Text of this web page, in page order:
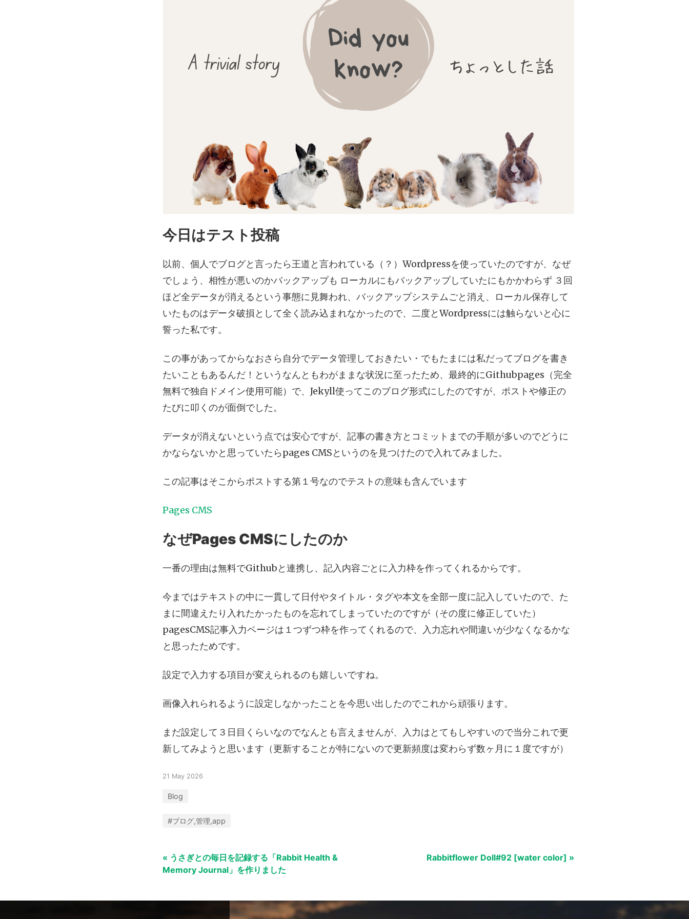
今日はテスト投稿
以前、個人でブログと言ったら王道と言われている（？）Wordpressを使っていたのですが、なぜ
でしょう、相性が悪いのかバックアップも ローカルにもバックアップしていたにもかかわらず ３回
ほど全データが消えるという事態に見舞われ、バックアップシステムごと消え、ローカル保存して
いたものはデータ破損として全く読み込まれなかったので、二度とWordpressには触らないと心に
誓った私です。
この事があってからなおさら自分でデータ管理しておきたい・でもたまには私だってブログを書き
たいこともあるんだ！というなんともわがままな状況に至ったため、最終的にGithubpages（完全
無料で独自ドメイン使用可能）で、Jekyll使ってこのブログ形式にしたのですが、ポストや修正の
たびに叩くのが面倒でした。
データが消えないという点では安心ですが、記事の書き方とコミットまでの手順が多いのでどうに
かならないかと思っていたらpages CMSというのを見つけたので入れてみました。
この記事はそこからポストする第１号なのでテストの意味も含んでいます
Pages CMS
なぜPages CMSにしたのか
一番の理由は無料でGithubと連携し、記入内容ごとに入力枠を作ってくれるからです。
今まではテキストの中に一貫して日付やタイトル・タグや本文を全部一度に記入していたので、た
まに間違えたり入れたかったものを忘れてしまっていたのですが（その度に修正していた）
pagesCMS記事入力ページは１つずつ枠を作ってくれるので、入力忘れや間違いが少なくなるかな
と思ったためです。
設定で入力する項目が変えられるのも嬉しいですね。
画像入れられるように設定しなかったことを今思い出したのでこれから頑張ります。
まだ設定して３日目くらいなのでなんとも言えませんが、入力はとてもしやすいので当分これで更
新してみようと思います（更新することが特にないので更新頻度は変わらず数ヶ月に１度ですが）
21 May 2026
Blog
#ブログ,管理,app
« うさぎとの毎日を記録する「Rabbit Health &
Memory Journal」を作りました
Rabbitflower Doll#92 [water color] »